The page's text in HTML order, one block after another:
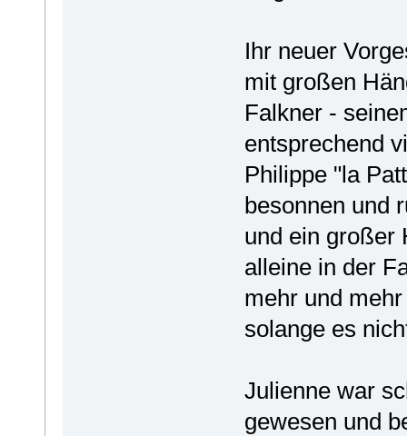
Ihr neuer
mit großen
Falkner -
entsprechend
Philippe "la
besonnen und
und ein großer
alleine in der
mehr und
solange es
Julienne war
gewesen und